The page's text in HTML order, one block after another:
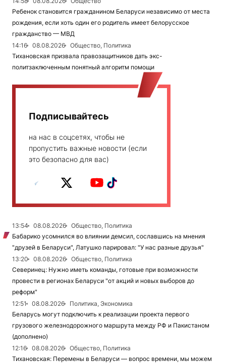
Ребенок становится гражданином Беларуси независимо от места
рождения, если хоть один его родитель имеет белорусское
гражданство — МВД
14:16
08.08.2026
Общество, Политика
Тихановская призвала правозащитников дать экс-
политзаключенным понятный алгоритм помощи
Подписывайтесь
на нас в соцсетях, чтобы не
пропустить важные новости (если
это безопасно для вас)
13:54 08.08.2026
Общество, Политика
Бабарико усомнился во влиянии демсил, сославшись на мнения
"друзей в Беларуси", Латушко парировал: "У нас разные друзья"
13:20
08.08.2026
Общество, Политика
Северинец: Нужно иметь команды, готовые при возможности
провести в регионах Беларуси "от акций и новых выборов до
реформ"
12:51
08.08.2026
Политика, Экономика
Беларусь могут подключить к реализации проекта первого
грузового железнодорожного маршрута между РФ и Пакистаном
(дополнено)
12:16
08.08.2026
Общество, Политика
Тихановская: Перемены в Беларуси — вопрос времени, мы можем